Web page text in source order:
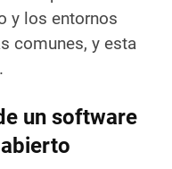
y los entornos
comunes, y esta
un software